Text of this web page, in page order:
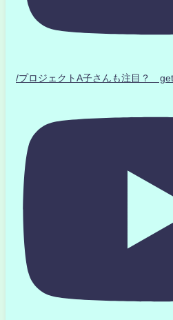
/プロジェクトA子さんも注目？